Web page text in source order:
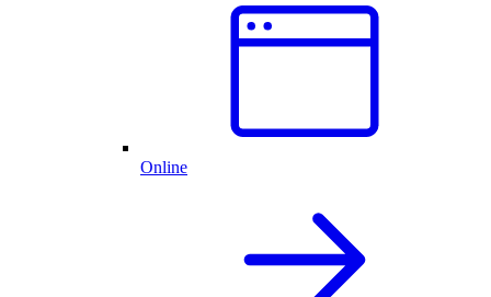
Online